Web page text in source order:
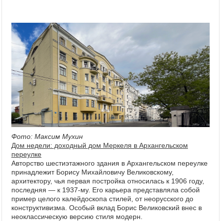
Фото: Максим Мухин
Дом недели: доходный дом Меркеля в Архангельском
переулке
Авторство шестиэтажного здания в Архангельском переулке
принадлежит Борису Михайловичу Великовскому,
архитектору, чья первая постройка относилась к 1906 году,
последняя — к 1937-му. Его карьера представляла собой
пример целого калейдоскопа стилей, от неорусского до
конструктивизма. Особый вклад Борис Великовский внес в
неоклассическую версию стиля модерн.